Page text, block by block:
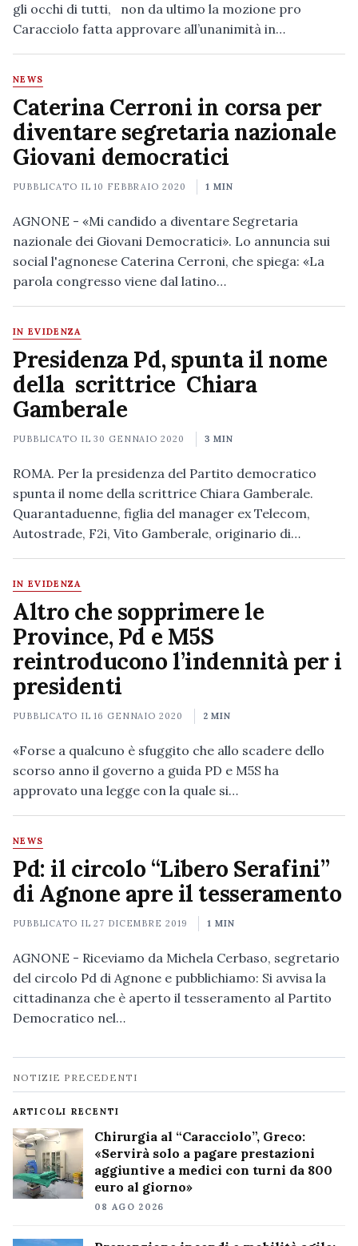
gli occhi di tutti, non da ultimo la mozione pro
Caracciolo fatta approvare all’unanimità in…
NEWS
Caterina Cerroni in corsa per
diventare segretaria nazionale
Giovani democratici
PUBBLICATO IL10 FEBBRAIO 2020 1 MIN
AGNONE - «Mi candido a diventare Segretaria
nazionale dei Giovani Democratici». Lo annuncia sui
social l'agnonese Caterina Cerroni, che spiega: «La
parola congresso viene dal latino…
IN EVIDENZA
Presidenza Pd, spunta il nome
della scrittrice Chiara
Gamberale
PUBBLICATO IL30 GENNAIO 2020 3 MIN
ROMA. Per la presidenza del Partito democratico
spunta il nome della scrittrice Chiara Gamberale.
Quarantaduenne, figlia del manager ex Telecom,
Autostrade, F2i, Vito Gamberale, originario di…
IN EVIDENZA
Altro che sopprimere le
Province, Pd e M5S
reintroducono l’indennità per i
presidenti
PUBBLICATO IL16 GENNAIO 2020 2 MIN
«Forse a qualcuno è sfuggito che allo scadere dello
scorso anno il governo a guida PD e M5S ha
approvato una legge con la quale si…
NEWS
Pd: il circolo “Libero Serafini”
di Agnone apre il tesseramento
PUBBLICATO IL27 DICEMBRE 2019 1 MIN
AGNONE - Riceviamo da Michela Cerbaso, segretario
del circolo Pd di Agnone e pubblichiamo: Si avvisa la
cittadinanza che è aperto il tesseramento al Partito
Democratico nel…
Navigazione
notizie
NOTIZIE PRECEDENTI
ARTICOLI RECENTI
Chirurgia al “Caracciolo”, Greco:
«Servirà solo a pagare prestazioni
aggiuntive a medici con turni da 800
euro al giorno»
08 AGO 2026